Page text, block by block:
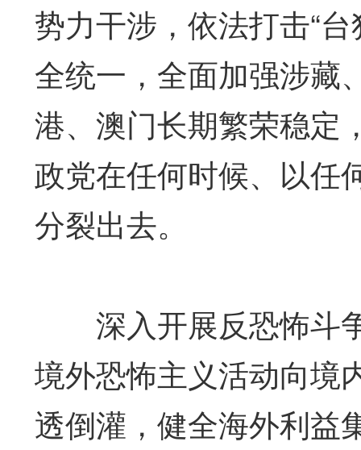
势力干涉，依法打击“
全统一，全面加强涉藏
港、澳门长期繁荣稳定
政党在任何时候、以任
分裂出去。
深入开展反恐怖斗
境外恐怖主义活动向境
透倒灌，健全海外利益